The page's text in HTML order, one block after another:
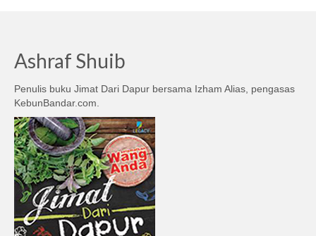
Ashraf Shuib
Penulis buku Jimat Dari Dapur bersama Izham Alias, pengasas
KebunBandar.com.